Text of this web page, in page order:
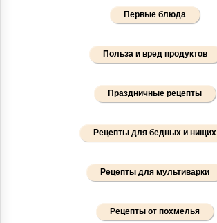
Первые блюда
Польза и вред продуктов
Праздничные рецепты
Рецепты для бедных и нищих
Рецепты для мультиварки
Рецепты от похмелья